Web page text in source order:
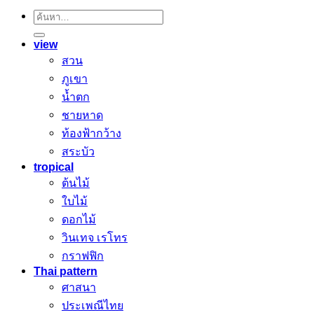
ค้นหา:
view
สวน
ภูเขา
น้ำตก
ชายหาด
ท้องฟ้ากว้าง
สระบัว
tropical
ต้นไม้
ใบไม้
ดอกไม้
วินเทจ เรโทร
กราฟฟิก
Thai pattern
ศาสนา
ประเพณีไทย